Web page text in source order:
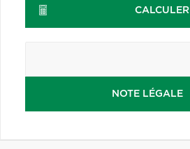
CALCULER
NOTE LÉGALE